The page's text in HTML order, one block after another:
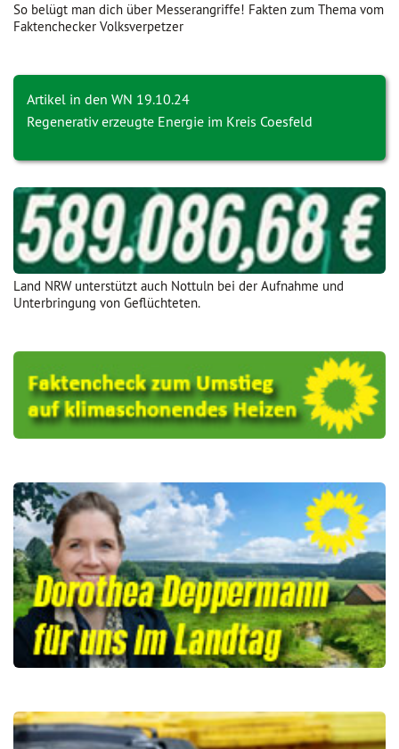
So belügt man dich über Messerangriffe! Fakten zum Thema vom
Faktenchecker Volksverpetzer
Artikel in den WN 19.10.24
Regenerativ erzeugte Energie im Kreis Coesfeld
Land NRW unterstützt auch Nottuln bei der Aufnahme und
Unterbringung von Geflüchteten.